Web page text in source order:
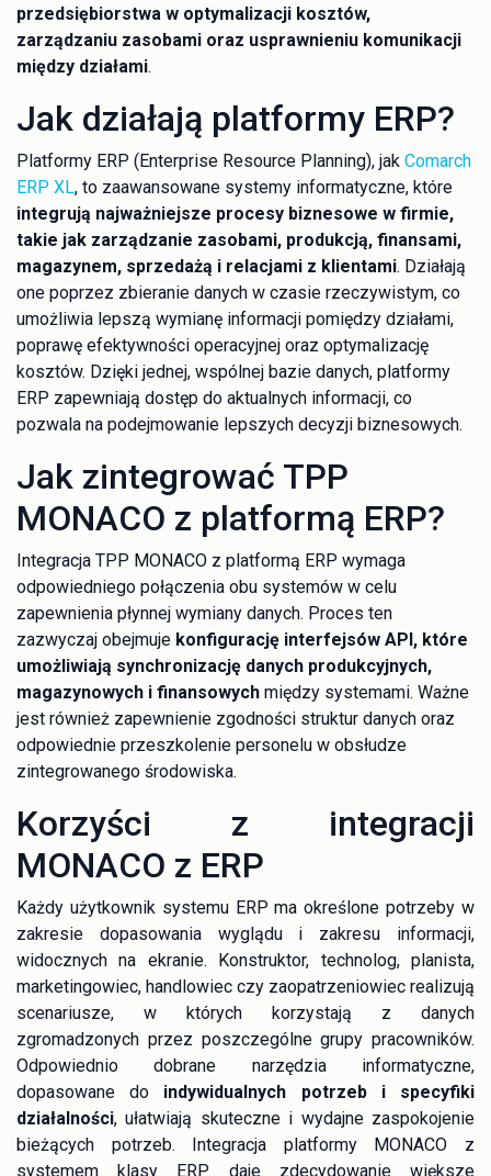
przedsiębiorstwa w optymalizacji kosztów,
zarządzaniu zasobami oraz usprawnieniu komunikacji
między działami.
Jak działają platformy ERP?
Platformy ERP (Enterprise Resource Planning), jak Comarch
ERP XL, to zaawansowane systemy informatyczne, które
integrują najważniejsze procesy biznesowe w firmie,
takie jak zarządzanie zasobami, produkcją, finansami,
magazynem, sprzedażą i relacjami z klientami. Działają
one poprzez zbieranie danych w czasie rzeczywistym, co
umożliwia lepszą wymianę informacji pomiędzy działami,
poprawę efektywności operacyjnej oraz optymalizację
kosztów. Dzięki jednej, wspólnej bazie danych, platformy
ERP zapewniają dostęp do aktualnych informacji, co
pozwala na podejmowanie lepszych decyzji biznesowych.
Jak zintegrować TPP
MONACO z platformą ERP?
Integracja TPP MONACO z platformą ERP wymaga
odpowiedniego połączenia obu systemów w celu
zapewnienia płynnej wymiany danych. Proces ten
zazwyczaj obejmuje konfigurację interfejsów API, które
umożliwiają synchronizację danych produkcyjnych,
magazynowych i finansowych między systemami. Ważne
jest również zapewnienie zgodności struktur danych oraz
odpowiednie przeszkolenie personelu w obsłudze
zintegrowanego środowiska.
Korzyści z integracji
MONACO z ERP
Każdy użytkownik systemu ERP ma określone potrzeby w
zakresie dopasowania wyglądu i zakresu informacji,
widocznych na ekranie. Konstruktor, technolog, planista,
marketingowiec, handlowiec czy zaopatrzeniowiec realizują
scenariusze, w których korzystają z danych
zgromadzonych przez poszczególne grupy pracowników.
Odpowiednio dobrane narzędzia informatyczne,
dopasowane do indywidualnych potrzeb i specyfiki
działalności, ułatwiają skuteczne i wydajne zaspokojenie
bieżących potrzeb. Integracja platformy MONACO z
systemem klasy ERP daje zdecydowanie większe